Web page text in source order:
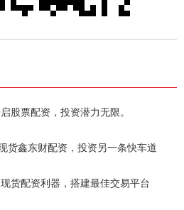
股票配资，投资潜力无限。
货鑫东财配资，投资另一条快车道
货配资利器，搭建最佳交易平台